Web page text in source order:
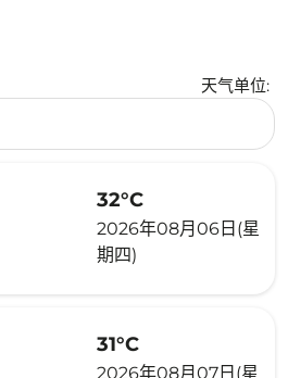
天气单位:
度 Selected
32°C
2026年08月06日(星
期四)
31°C
2026年08月07日(星